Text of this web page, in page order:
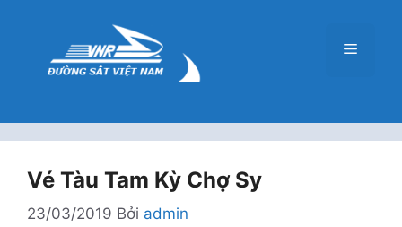
Menu
Vé Tàu Tam Kỳ Chợ Sy
23/03/2019 Bởi admin